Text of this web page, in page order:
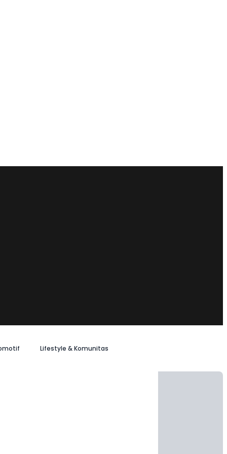
Lifestyle & Komunitas